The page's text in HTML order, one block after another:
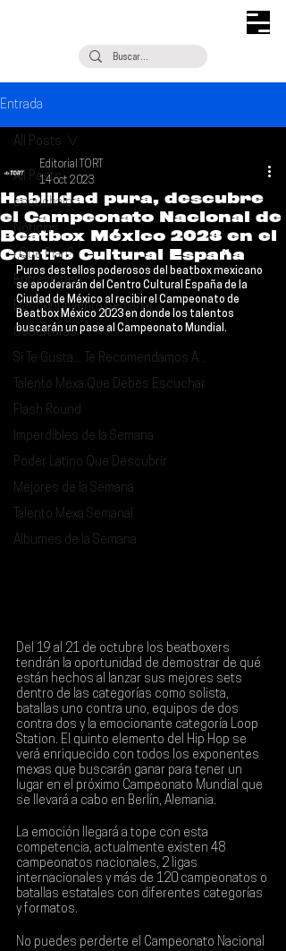
Entrada
All Posts
Escúchalo
Noticias
¿Qué Plan?
Entrevistas
Descubrimiento Semanal
Coberturas
Si Te Gusta... Te Recomendamos A...
Talento Mexa Que Debes Escuchar
Flash Round
Imperdibles de la Semana
Poder Latino Que Descubrir
Mejores de la Semana
Talento Mexa Semanal
Álbumes de la Semana
All Posts
Habilidad pura, descubre
el Campeonato Nacional de
Beatbox México 2023 en el
Centro Cultural España
Editorial TORT
14 oct 2023
Puros destellos poderosos del beatbox mexicano
se apoderarán del Centro Cultural España de la
Ciudad de México al recibir el Campeonato de
Beatbox México 2023 en donde los talentos
buscarán un pase al Campeonato Mundial.
Del 19 al 21 de octubre los beatboxers
tendrán la oportunidad de demostrar de qué
están hechos al lanzar sus mejores sets
dentro de las categorías como solista,
batallas uno contra uno, equipos de dos
contra dos y la emocionante categoría Loop
Station. El quinto elemento del Hip Hop se
verá enriquecido con todos los exponentes
mexas que buscarán ganar para tener un
lugar en el próximo Campeonato Mundial que
se llevará a cabo en Berlín, Alemania.
La emoción llegará a tope con esta
competencia, actualmente existen 48
campeonatos nacionales, 2 ligas
internacionales y más de 120 campeonatos o
batallas estatales con diferentes categorías
y formatos.
No puedes perderte el Campeonato Nacional